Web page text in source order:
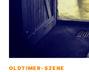
OLDTIMER-SZENE